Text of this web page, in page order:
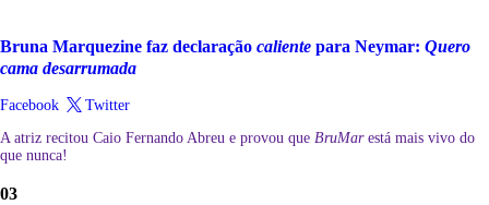
Bruna Marquezine faz declaração caliente para Neymar: Quero
cama desarrumada
Facebook
Twitter
A atriz recitou Caio Fernando Abreu e provou que BruMarestá mais vivo do
que nunca!
03